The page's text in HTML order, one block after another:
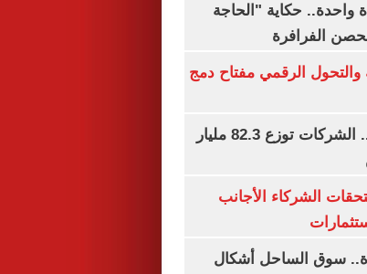
واحدة.. حكاية "الحاجة
الفرافرة
والتحول الرقمي مفتاح دمج
طوفان أرباح بالبورصة.. الشركات توزع 82.3 مليار
الشركاء الأجانب
سوق الساحل أشكال